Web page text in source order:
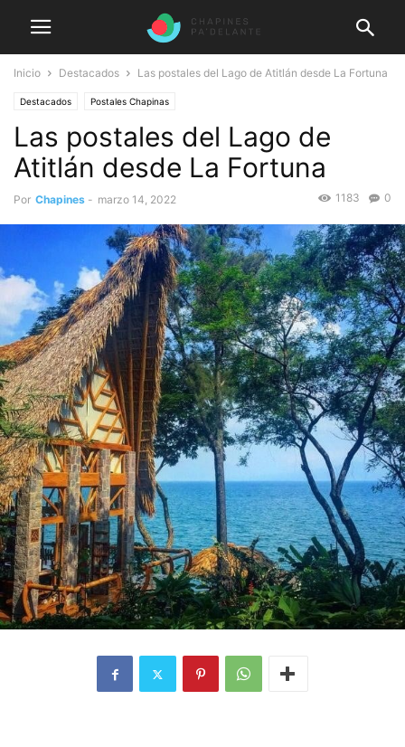
Inicio Destacados Las postales del Lago de Atitlán desde La Fortuna
Destacados Postales Chapinas
Las postales del Lago de
Atitlán desde La Fortuna
Por Chapines - marzo 14, 2022 0
1183